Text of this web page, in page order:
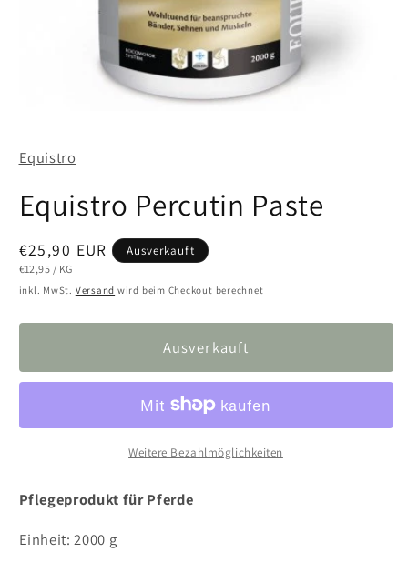
Modal
Equistro
Equistro Percutin Paste
Normaler
Preis
€25,90 EUR
STÜCKPREIS
€12,95 / PRO
KG
Ausverkauft
inkl. MwSt. Versand wird beim Checkout berechnet
Ausverkauft
Weitere Bezahlmöglichkeiten
Pflegeprodukt für Pferde
Einheit: 2000 g